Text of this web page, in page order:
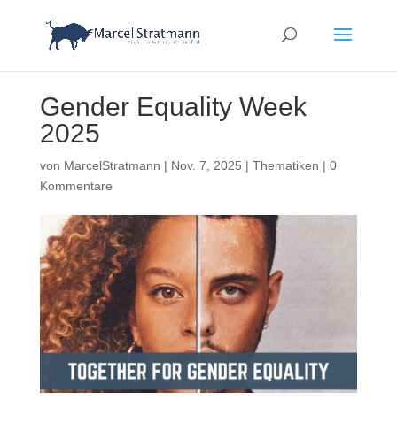
Gender Equality Week
2025
von MarcelStratmann | Nov. 7, 2025 | Thematiken | 0
Kommentare